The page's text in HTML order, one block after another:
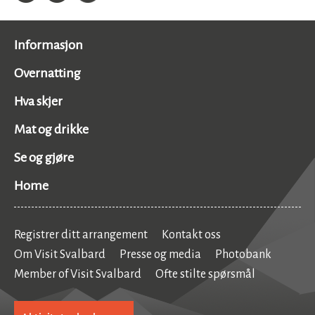
Informasjon
Overnatting
Hva skjer
Mat og drikke
Se og gjøre
Home
Registrer ditt arrangement
Kontakt oss
Om Visit Svalbard
Presse og media
Photobank
Member of Visit Svalbard
Ofte stilte spørsmål